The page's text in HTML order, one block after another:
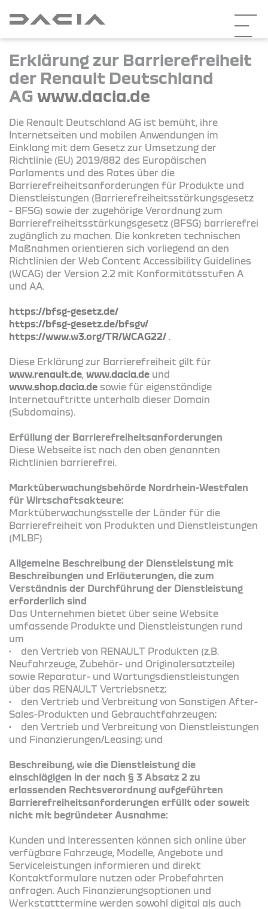
Erklärung zur Barrierefreiheit
der Renault Deutschland
AG www.dacia.de
Die Renault Deutschland AG ist bemüht, ihre
Internetseiten und mobilen Anwendungen im
Einklang mit dem Gesetz zur Umsetzung der
Richtlinie (EU) 2019/882 des Europäischen
Parlaments und des Rates über die
Barrierefreiheitsanforderungen für Produkte und
Dienstleistungen (Barrierefreiheitsstärkungsgesetz
- BFSG) sowie der zugehörige Verordnung zum
Barrierefreiheitsstärkungsgesetz (BFSG) barrierefrei
zugänglich zu machen. Die konkreten technischen
Maßnahmen orientieren sich vorliegend an den
Richtlinien der Web Content Accessibility Guidelines
(WCAG) der Version 2.2 mit Konformitätsstufen A
und AA.
https://bfsg-gesetz.de/
https://bfsg-gesetz.de/bfsgv/
https://www.w3.org/TR/WCAG22/ .
Diese Erklärung zur Barrierefreiheit gilt für
www.renault.de, www.dacia.de und
www.shop.dacia.de sowie für eigenständige
Internetauftritte unterhalb dieser Domain
(Subdomains).
Erfüllung der Barrierefreiheitsanforderungen
Diese Webseite ist nach den oben genannten
Richtlinien barrierefrei.
Marktüberwachungsbehörde Nordrhein-Westfalen
für Wirtschaftsakteure:
Marktüberwachungsstelle der Länder für die
Barrierefreiheit von Produkten und Dienstleistungen
(MLBF)
Allgemeine Beschreibung der Dienstleistung mit
Beschreibungen und Erläuterungen, die zum
Verständnis der Durchführung der Dienstleistung
erforderlich sind
Das Unternehmen bietet über seine Website
umfassende Produkte und Dienstleistungen rund
um
• den Vertrieb von RENAULT Produkten (z.B.
Neufahrzeuge, Zubehör- und Originalersatzteile)
sowie Reparatur- und Wartungsdienstleistungen
über das RENAULT Vertriebsnetz;
• den Vertrieb und Verbreitung von Sonstigen After-
Sales-Produkten und Gebrauchtfahrzeugen;
• den Vertrieb und Verbreitung von Dienstleistungen
und Finanzierungen/Leasing; und
Beschreibung, wie die Dienstleistung die
einschlägigen in der nach § 3 Absatz 2 zu
erlassenden Rechtsverordnung aufgeführten
Barrierefreiheitsanforderungen erfüllt oder soweit
nicht mit begründeter Ausnahme:
Kunden und Interessenten können sich online über
verfügbare Fahrzeuge, Modelle, Angebote und
Serviceleistungen informieren und direkt
Kontaktformulare nutzen oder Probefahrten
anfragen. Auch Finanzierungsoptionen und
Werkstatttermine werden sowohl digital als auch